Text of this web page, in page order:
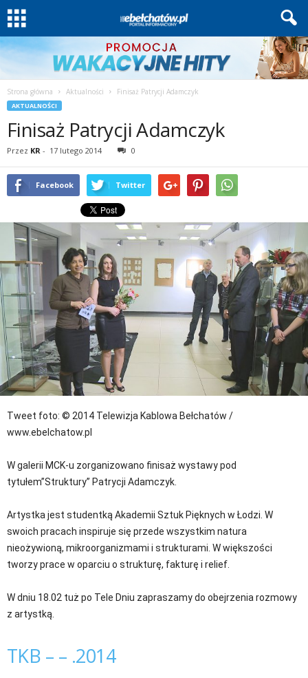
Strona główna Aktualności Finisaż Patrycji Adamczyk
AKTUALNOŚCI
Finisaż Patrycji Adamczyk
Przez KR - 17 lutego 2014 0
Facebook Twitter
Tweet foto: © 2014 Telewizja Kablowa Bełchatów /
www.ebelchatow.pl
W galerii MCK-u zorganizowano finisaż wystawy pod
tytułem”Struktury” Patrycji Adamczyk.
Artystka jest studentką Akademii Sztuk Pięknych w Łodzi. W
swoich pracach inspiruje się przede wszystkim natura
nieożywioną, mikroorganizmami i strukturami. W większości
tworzy prace w oparciu o strukturę, fakturę i relief.
W dniu 18.02 tuż po Tele Dniu zapraszamy do obejrzenia rozmowy
z artystką.
TKB – – .2014